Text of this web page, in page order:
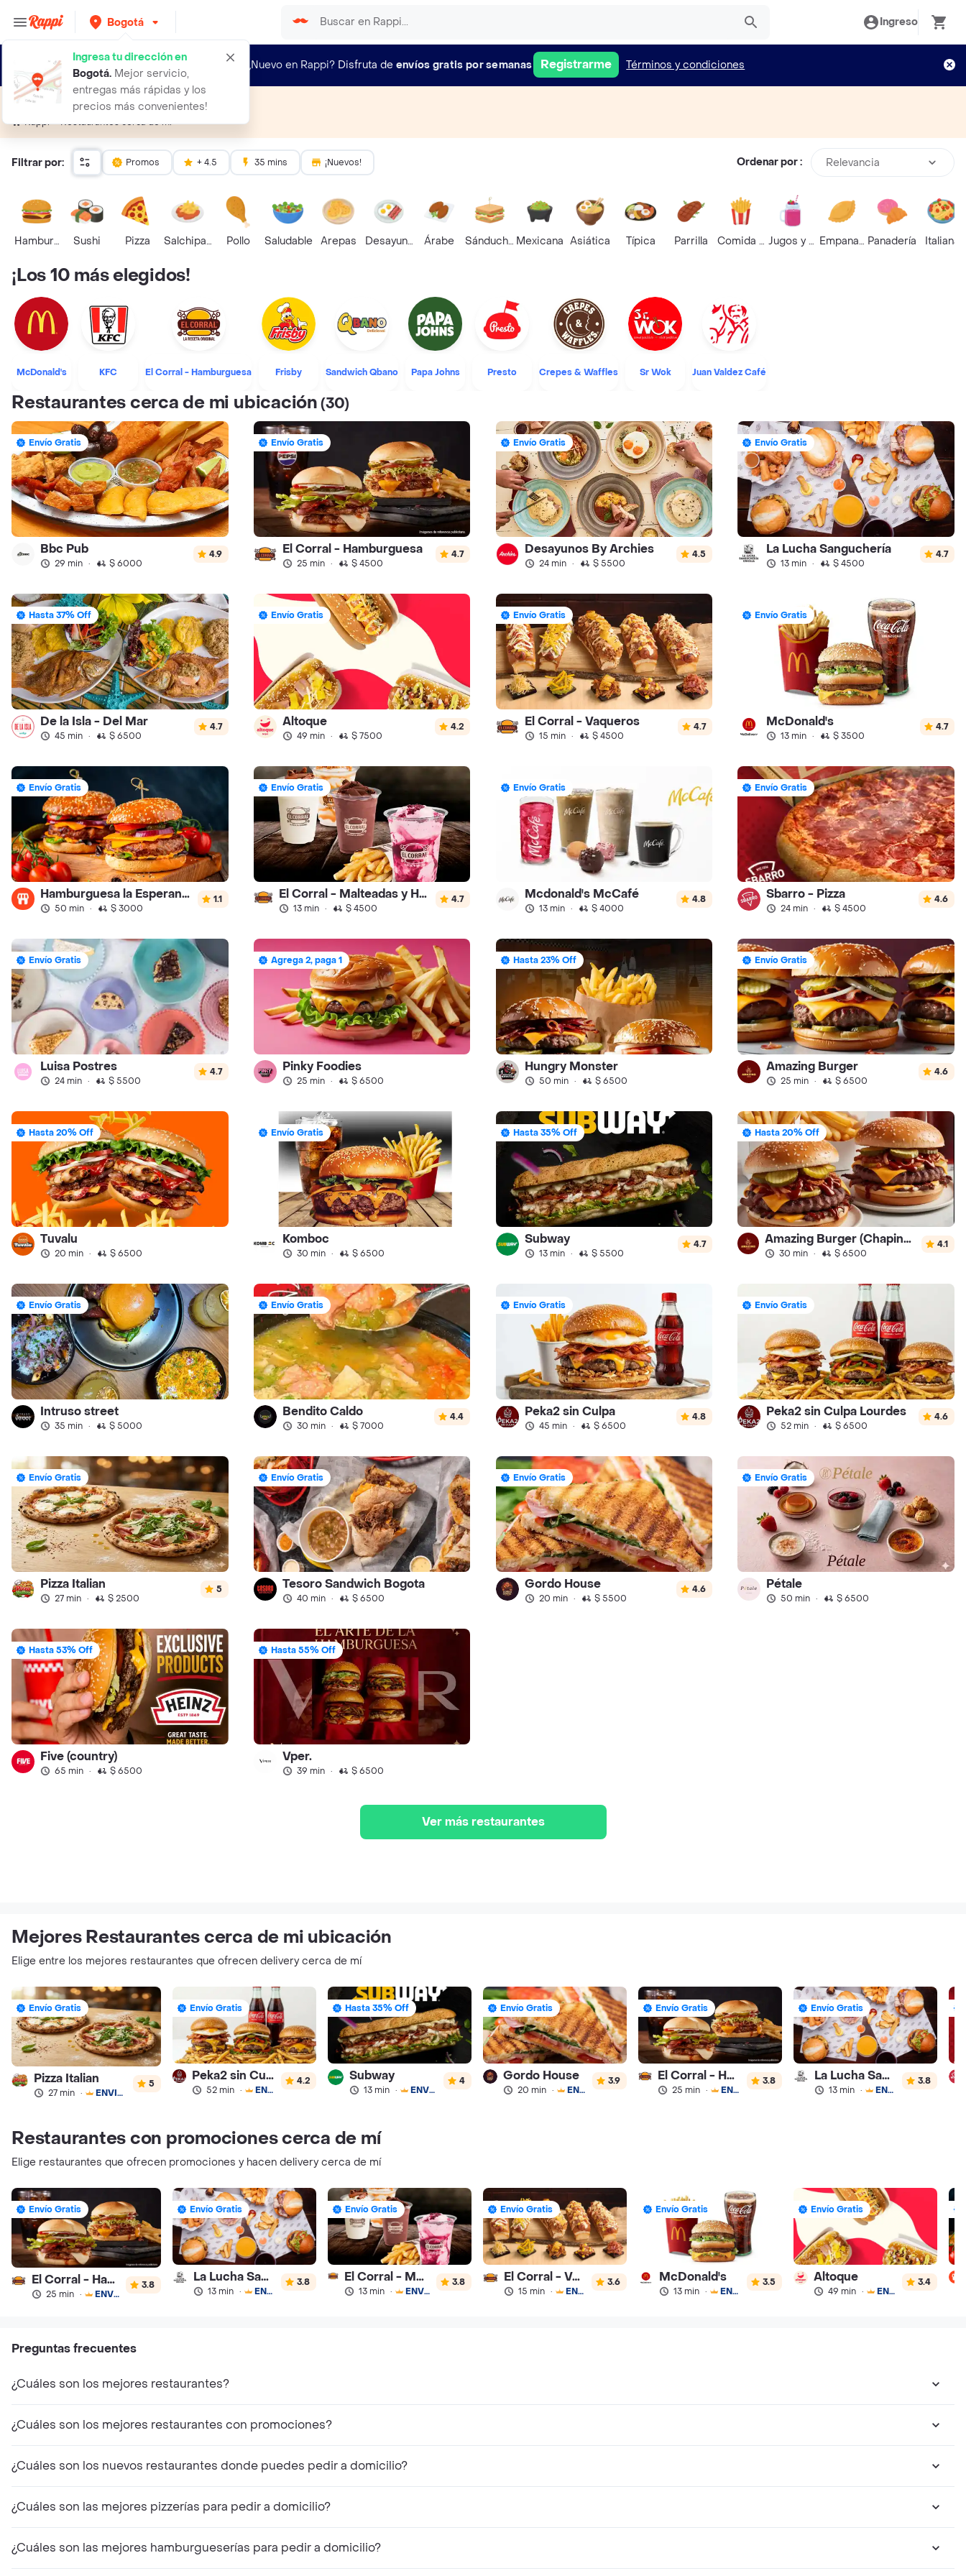
Bogotá
Ingresa tu dirección en
Bogotá. Mejor servicio,
entregas más rápidas y los
precios más convenientes!
Ingreso
¿Nuevo en Rappi? Disfruta de envíos gratis por semanas Registrarme Términos y condiciones
Restaurantes cerca de mí
Rappi Restaurantes cerca de mí
Filtrar por: Promos + 4.5 35 mins ¡Nuevos! Ordenar por : Relevancia
HamburguesaSushi Pizza Salchipapas Pollo Saludable Arepas Desayunos Árabe SánduchesMexicana Asiática Típica Parrilla Comida RápidaJugos y BatidosEmpanadasPanadería Italiana
¡Los 10 más elegidos!
McDonald's KFC El Corral - Hamburguesa Frisby Sandwich Qbano Papa Johns Presto Crepes & Waffles Sr Wok Juan Valdez Café
Restaurantes cerca de mi ubicación(30)
Envío Gratis
Bbc Pub
29 min · $ 6000
4.9
Envío Gratis
El Corral - Hamburguesa
25 min · $ 4500
4.7
Envío Gratis
Desayunos By Archies
24 min · $ 5500
4.5
Envío Gratis
La Lucha Sanguchería
13 min · $ 4500
4.7
Hasta 37% Off
De la Isla - Del Mar
45 min · $ 6500
4.7
Envío Gratis
Altoque
49 min · $ 7500
4.2
Envío Gratis
El Corral - Vaqueros
15 min · $ 4500
4.7
Envío Gratis
McDonald's
13 min · $ 3500
4.7
Envío Gratis
Hamburguesa la Esperanza
50 min · $ 3000
1.1
Envío Gratis
El Corral - Malteadas y Helados
13 min · $ 4500
4.7
Envío Gratis
Mcdonald's McCafé
13 min · $ 4000
4.8
Envío Gratis
Sbarro - Pizza
24 min · $ 4500
4.6
Envío Gratis
Luisa Postres
24 min · $ 5500
4.7
Agrega 2, paga 1
Pinky Foodies
25 min · $ 6500
Hasta 23% Off
Hungry Monster
50 min · $ 6500
Envío Gratis
Amazing Burger
25 min · $ 6500
4.6
Hasta 20% Off
Tuvalu
20 min · $ 6500
Envío Gratis
Komboc
30 min · $ 6500
Hasta 35% Off
Subway
13 min · $ 5500
4.7
Hasta 20% Off
Amazing Burger (Chapinero)
30 min · $ 6500
4.1
Envío Gratis
Intruso street
35 min · $ 5000
Envío Gratis
Bendito Caldo
30 min · $ 7000
4.4
Envío Gratis
Peka2 sin Culpa
45 min · $ 6500
4.8
Envío Gratis
Peka2 sin Culpa Lourdes
52 min · $ 6500
4.6
Envío Gratis
Pizza Italian
27 min · $ 2500
5
Envío Gratis
Tesoro Sandwich Bogota
40 min · $ 6500
Envío Gratis
Gordo House
20 min · $ 5500
4.6
Envío Gratis
Pétale
50 min · $ 6500
Hasta 53% Off
Five (country)
65 min · $ 6500
Hasta 55% Off
Vper.
39 min · $ 6500
Ver más restaurantes
Mejores Restaurantes cerca de mi ubicación
Elige entre los mejores restaurantes que ofrecen delivery cerca de mí
Envío Gratis
Pizza Italian
27 min · ENVÍO GRATIS
5
Envío Gratis
Peka2 sin Culpa Lourdes
52 min · ENVÍO GRATIS
4.2
Hasta 35% Off
Subway
13 min · ENVÍO GRATIS
4
Envío Gratis
Gordo House
20 min · ENVÍO GRATIS
3.9
Envío Gratis
El Corral - Hamburguesa
25 min · ENVÍO GRATIS
3.8
Envío Gratis
La Lucha Sanguchería
13 min · ENVÍO GRATIS
3.8
Restaurantes con promociones cerca de mí
Elige restaurantes que ofrecen promociones y hacen delivery cerca de mí
Envío Gratis
El Corral - Hamburguesa
25 min · ENVÍO GRATIS
3.8
Envío Gratis
La Lucha Sanguchería
13 min · ENVÍO GRATIS
3.8
Envío Gratis
El Corral - Malteadas y Helados
13 min · ENVÍO GRATIS
3.8
Envío Gratis
El Corral - Vaqueros
15 min · ENVÍO GRATIS
3.6
Envío Gratis
McDonald's
13 min · ENVÍO GRATIS
3.5
Envío Gratis
Altoque
49 min · ENVÍO GRATIS
3.4
Preguntas frecuentes
¿Cuáles son los mejores restaurantes?
¿Cuáles son los mejores restaurantes con promociones?
¿Cuáles son los nuevos restaurantes donde puedes pedir a domicilio?
¿Cuáles son las mejores pizzerías para pedir a domicilio?
¿Cuáles son las mejores hamburgueserías para pedir a domicilio?